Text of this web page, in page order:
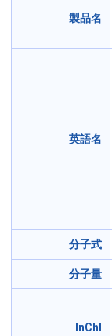
製品名
英語名
分子式
分子量
InChI